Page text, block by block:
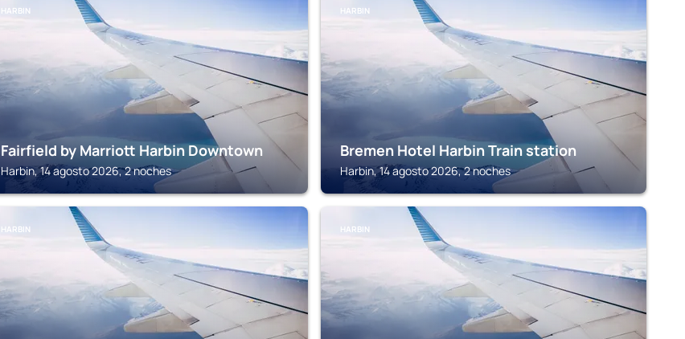
HARBIN
Fairfield by Marriott Harbin Downtown
Harbin, 14 agosto 2026, 2 noches
HARBIN
Bremen Hotel Harbin Train station
Harbin, 14 agosto 2026, 2 noches
HARBIN HARBIN